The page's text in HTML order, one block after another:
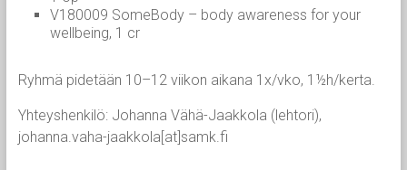
V180009 SomeBody – body awareness for your
wellbeing, 1 cr
Ryhmä pidetään 10–12 viikon aikana 1x/vko, 1½h/kerta.
Yhteyshenkilö: Johanna Vähä-Jaakkola (lehtori),
johanna.vaha-jaakkola[at]samk.fi